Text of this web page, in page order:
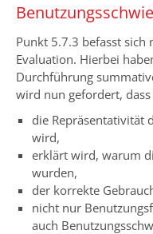
Punkt 5.7.3 befasst
Evaluation. Hierbei
Durchführung
wird nun gefordert, dass
die Repräsentativität
wird,
erklärt wird, warum
wurden,
der korrekte
nicht nur
auch